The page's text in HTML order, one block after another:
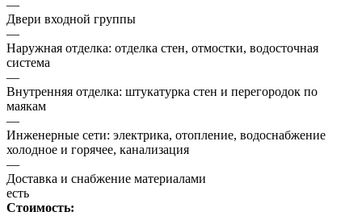
—
Двери входной группы
—
Наружная отделка: отделка стен, отмостки, водосточная
система
—
Внутренняя отделка: штукатурка стен и перегородок по
маякам
—
Инженерные сети: электрика, отопление, водоснабжение
холодное и горячее, канализация
—
Доставка и снабжение материалами
есть
Стоимость: